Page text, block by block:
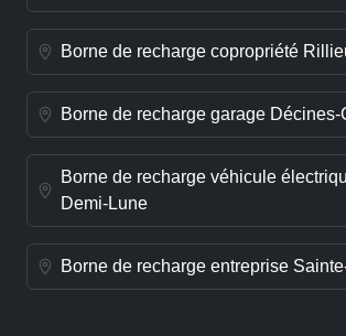
Borne de recharge copropriété
Borne de recharge garage Décines-
Borne de recharge véhicule
Demi-Lune
Borne de recharge entreprise